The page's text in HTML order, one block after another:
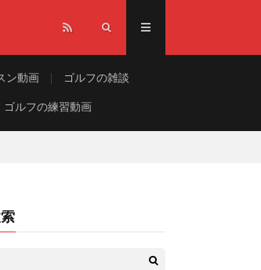
ン動画 ゴルフの雑談
ゴルフの練習動画